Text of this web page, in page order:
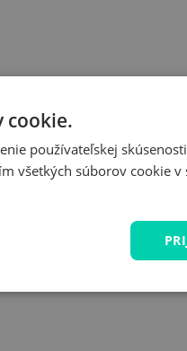
cookie.
používateľskej
všetkých súborov cookie v